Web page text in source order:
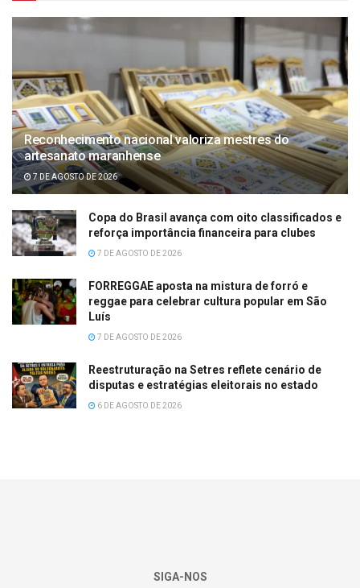
Reconhecimento nacional valoriza mestres do
artesanato maranhense
7 DE AGOSTO DE 2026
Copa do Brasil avança com oito classificados e
reforça importância financeira para clubes
7 DE AGOSTO DE 2026
FORREGGAE aposta na mistura de forró e
reggae para celebrar cultura popular em São
Luís
7 DE AGOSTO DE 2026
Reestruturação na Setres reflete cenário de
disputas e estratégias eleitorais no estado
6 DE AGOSTO DE 2026
SIGA-NOS